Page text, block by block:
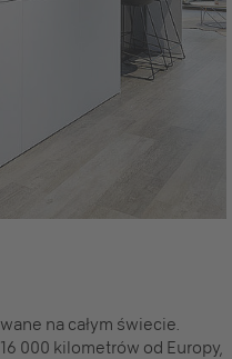
na całym świecie.
000 kilometrów od Europy,